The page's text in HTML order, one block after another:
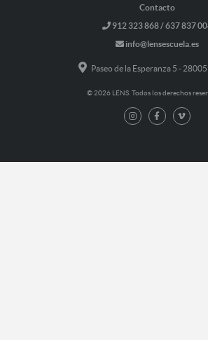
Contacto
912 323 868 / 637 837
info@lensescuela.es
Paseo de la Esperanza 5 -
© 2026 LENS. Todos los derechos